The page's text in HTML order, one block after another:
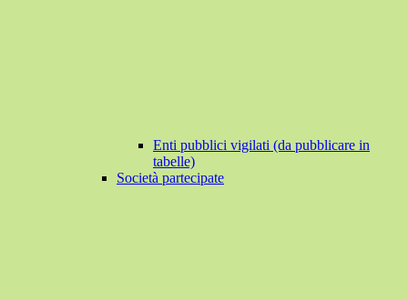
Enti pubblici vigilati (da pubblicare in
tabelle)
Società partecipate